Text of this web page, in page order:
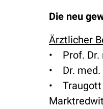
Die neu
Ärztlicher
• Prof. Dr.
• Dr. med.
• Traugott